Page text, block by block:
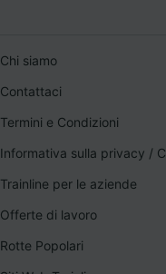
Chi siamo
Contattaci
Termini e Condizioni
Informativa sulla privacy /
Trainline per le aziende
Offerte di lavoro
Rotte Popolari